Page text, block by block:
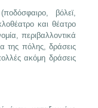
βόλεϊ,
και θέατρο
περιβαλλοντικά
της πόλης, δράσεις
ακόμη δράσεις